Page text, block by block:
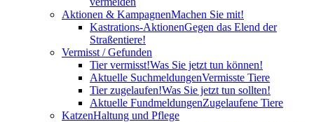
Aktionen & KampagnenMachen Sie mit!
Kastrations-AktionenGegen das Elend der
Straßentiere!
Vermisst / Gefunden
Tier vermisst!Was Sie jetzt tun können!
Aktuelle SuchmeldungenVermisste Tiere
Tier zugelaufen!Was Sie jetzt tun sollten!
Aktuelle FundmeldungenZugelaufene Tiere
KatzenHaltung und Pflege